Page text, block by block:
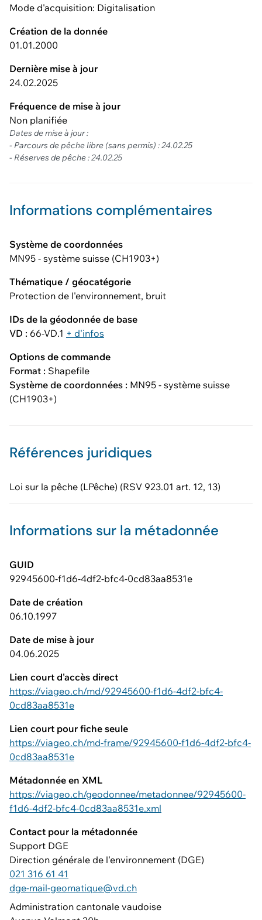
Mode d'acquisition: Digitalisation
Création de la donnée
01.01.2000
Dernière mise à jour
24.02.2025
Fréquence de mise à jour
Non planifiée
Dates de mise à jour :
- Parcours de pêche libre (sans permis) : 24.02.25
- Réserves de pêche : 24.02.25
Informations complémentaires
Système de coordonnées
MN95 - système suisse (CH1903+)
Thématique / géocatégorie
Protection de l'environnement, bruit
IDs de la géodonnée de base
VD : 66-VD.1 + d'infos
Options de commande
Format : Shapefile
Système de coordonnées : MN95 - système suisse
(CH1903+)
Références juridiques
Loi sur la pêche (LPêche) (RSV 923.01 art. 12, 13)
Informations sur la métadonnée
GUID
92945600-f1d6-4df2-bfc4-0cd83aa8531e
Date de création
06.10.1997
Date de mise à jour
04.06.2025
Lien court d'accès direct
https://viageo.ch/md/92945600-f1d6-4df2-bfc4-
0cd83aa8531e
Lien court pour fiche seule
https://viageo.ch/md-frame/92945600-f1d6-4df2-bfc4-
0cd83aa8531e
Métadonnée en XML
https://viageo.ch/geodonnee/metadonnee/92945600-
f1d6-4df2-bfc4-0cd83aa8531e.xml
Contact pour la métadonnée
Support DGE
Direction générale de l'environnement (DGE)
021 316 61 41
dge-mail-geomatique@vd.ch
Administration cantonale vaudoise